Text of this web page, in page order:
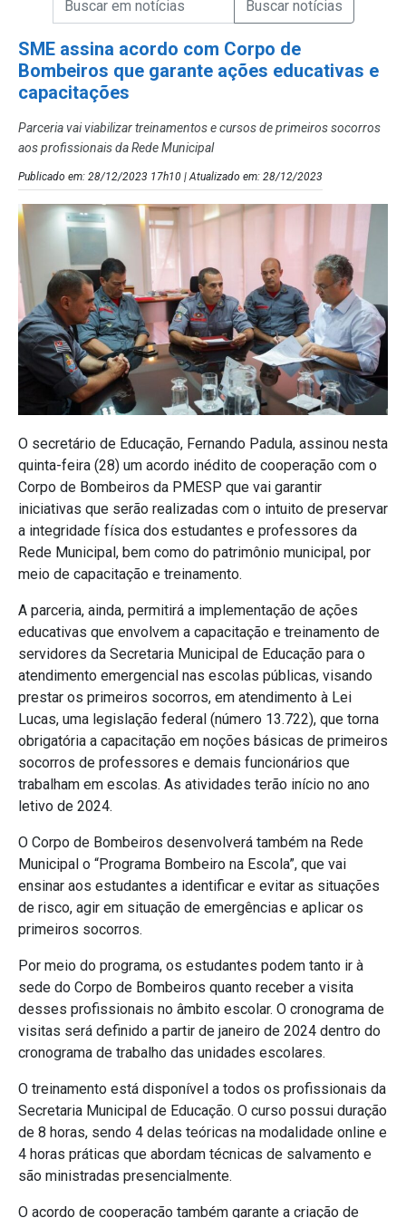
SME assina acordo com Corpo de
Bombeiros que garante ações educativas e
capacitações
Parceria vai viabilizar treinamentos e cursos de primeiros socorros
aos profissionais da Rede Municipal
Publicado em: 28/12/2023 17h10 | Atualizado em: 28/12/2023
O secretário de Educação, Fernando Padula, assinou nesta
quinta-feira (28) um acordo inédito de cooperação com o
Corpo de Bombeiros da PMESP que vai garantir
iniciativas que serão realizadas com o intuito de preservar
a integridade física dos estudantes e professores da
Rede Municipal, bem como do patrimônio municipal, por
meio de capacitação e treinamento.
A parceria, ainda, permitirá a implementação de ações
educativas que envolvem a capacitação e treinamento de
servidores da Secretaria Municipal de Educação para o
atendimento emergencial nas escolas públicas, visando
prestar os primeiros socorros, em atendimento à Lei
Lucas, uma legislação federal (número 13.722), que torna
obrigatória a capacitação em noções básicas de primeiros
socorros de professores e demais funcionários que
trabalham em escolas. As atividades terão início no ano
letivo de 2024.
O Corpo de Bombeiros desenvolverá também na Rede
Municipal o “Programa Bombeiro na Escola”, que vai
ensinar aos estudantes a identificar e evitar as situações
de risco, agir em situação de emergências e aplicar os
primeiros socorros.
Por meio do programa, os estudantes podem tanto ir à
sede do Corpo de Bombeiros quanto receber a visita
desses profissionais no âmbito escolar. O cronograma de
visitas será definido a partir de janeiro de 2024 dentro do
cronograma de trabalho das unidades escolares.
O treinamento está disponível a todos os profissionais da
Secretaria Municipal de Educação. O curso possui duração
de 8 horas, sendo 4 delas teóricas na modalidade online e
4 horas práticas que abordam técnicas de salvamento e
são ministradas presencialmente.
O acordo de cooperação também garante a criação de